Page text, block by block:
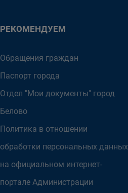
РЕКОМЕНДУЕМ
Обращения граждан
Паспорт города
Отдел "Мои документы" город
Белово
Политика в отношении
обработки персональных данных
на официальном интернет-
портале Администрации